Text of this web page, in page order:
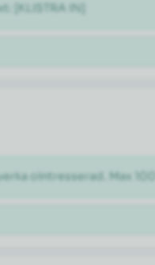
[KLISTRA IN]
ointresserad. Max 100